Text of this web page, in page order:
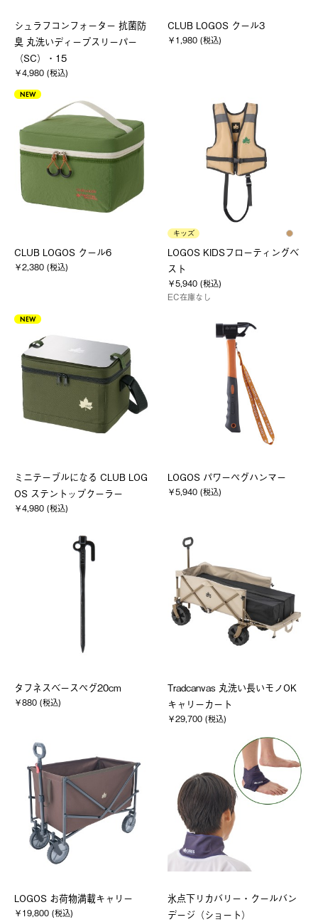
シュラフコンフォーター 抗菌防
臭 丸洗いディープスリーパー
（SC）・15
￥4,980 (税込)
CLUB LOGOS クール3
￥1,980 (税込)
NEW
CLUB LOGOS クール6
￥2,380 (税込)
キッズ
LOGOS KIDSフローティングベ
スト
￥5,940 (税込)
EC在庫なし
NEW
ミニテーブルになる CLUB LOG
OS ステントップクーラー
￥4,980 (税込)
LOGOS パワーペグハンマー
￥5,940 (税込)
タフネスベースペグ20cm
￥880 (税込)
Tradcanvas 丸洗い長いモノOK
キャリーカート
￥29,700 (税込)
LOGOS お荷物満載キャリー
￥19,800 (税込)
氷点下リカバリー・クールバン
デージ（ショート）